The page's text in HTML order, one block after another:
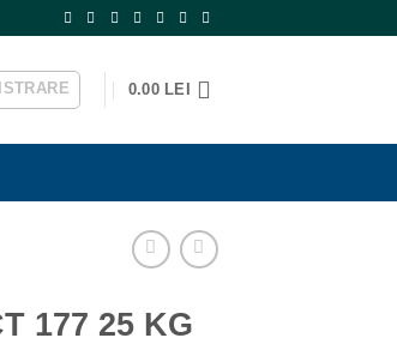
0.00 LEI
177 25 KG